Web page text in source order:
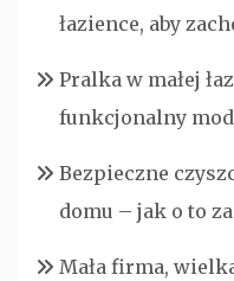
łazience, aby
Pralka w małej
funkcjonalny
Bezpieczne
domu – jak o to
Mała firma,